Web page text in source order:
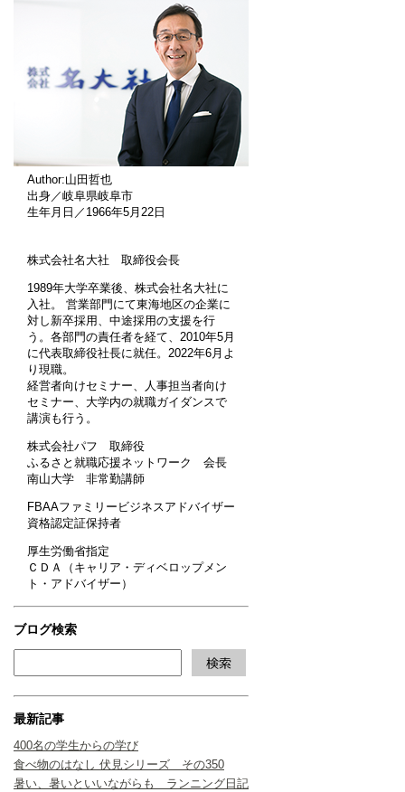
Author:山田哲也
出身／岐阜県岐阜市
生年月日／1966年5月22日
株式会社名大社 取締役会長
1989年大学卒業後、株式会社名大社に
入社。 営業部門にて東海地区の企業に
対し新卒採用、中途採用の支援を行
う。各部門の責任者を経て、2010年5月
に代表取締役社長に就任。2022年6月よ
り現職。
経営者向けセミナー、人事担当者向け
セミナー、大学内の就職ガイダンスで
講演も行う。
株式会社パフ 取締役
ふるさと就職応援ネットワーク 会長
南山大学 非常勤講師
FBAAファミリービジネスアドバイザー
資格認定証保持者
厚生労働省指定
ＣＤＡ（キャリア・ディベロップメン
ト・アドバイザー）
ブログ検索
最新記事
400名の学生からの学び
食べ物のはなし 伏見シリーズ その350
暑い、暑いといいながらも ランニング日記